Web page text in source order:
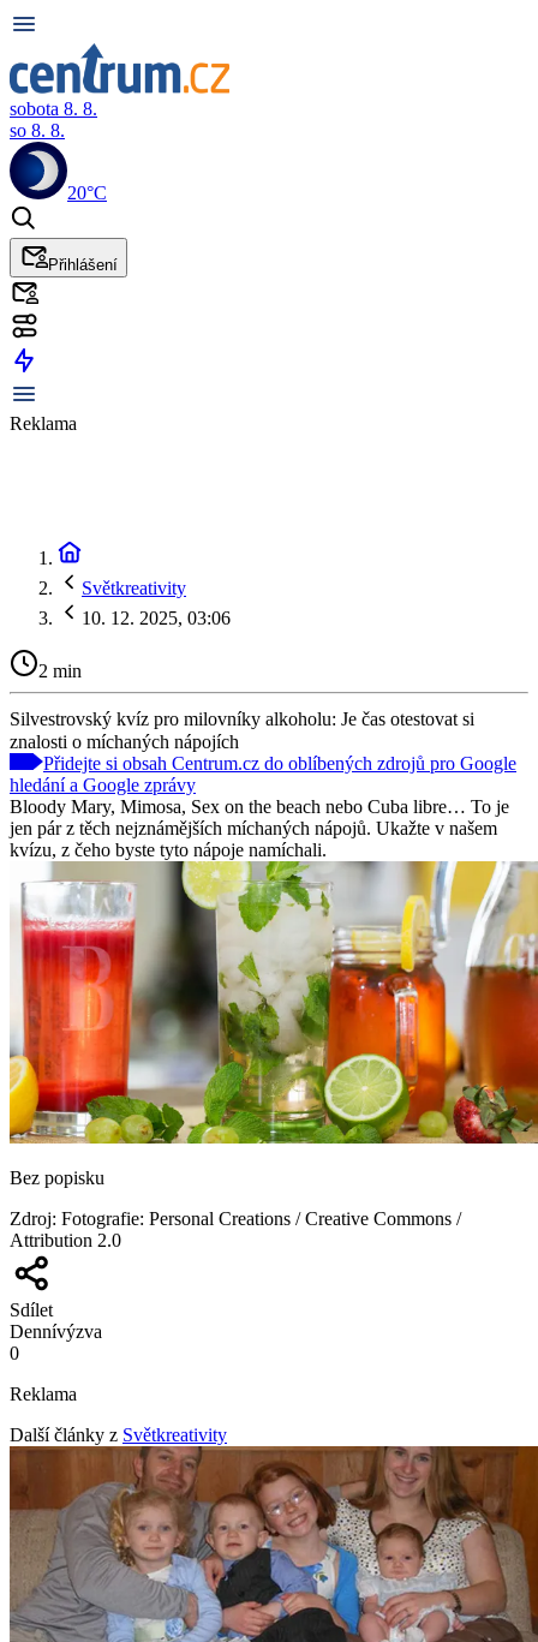
sobota 8. 8.
so 8. 8.
20°C
Přihlášení
Reklama
Světkreativity
10. 12. 2025, 03:06
2 min
Silvestrovský kvíz pro milovníky alkoholu: Je čas otestovat si
znalosti o míchaných nápojích
Přidejte si obsah Centrum.cz do oblíbených zdrojů pro Google
hledání a Google zprávy
Bloody Mary, Mimosa, Sex on the beach nebo Cuba libre… To je
jen pár z těch nejznámějších míchaných nápojů. Ukažte v našem
kvízu, z čeho byste tyto nápoje namíchali.
Bez popisku
Zdroj: Fotografie: Personal Creations / Creative Commons /
Attribution 2.0
Sdílet
Dennívýzva
0
Reklama
Další články z Světkreativity